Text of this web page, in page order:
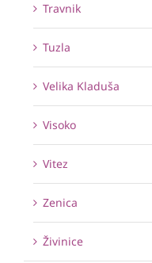
Travnik
Tuzla
Velika Kladuša
Visoko
Vitez
Zenica
Živinice